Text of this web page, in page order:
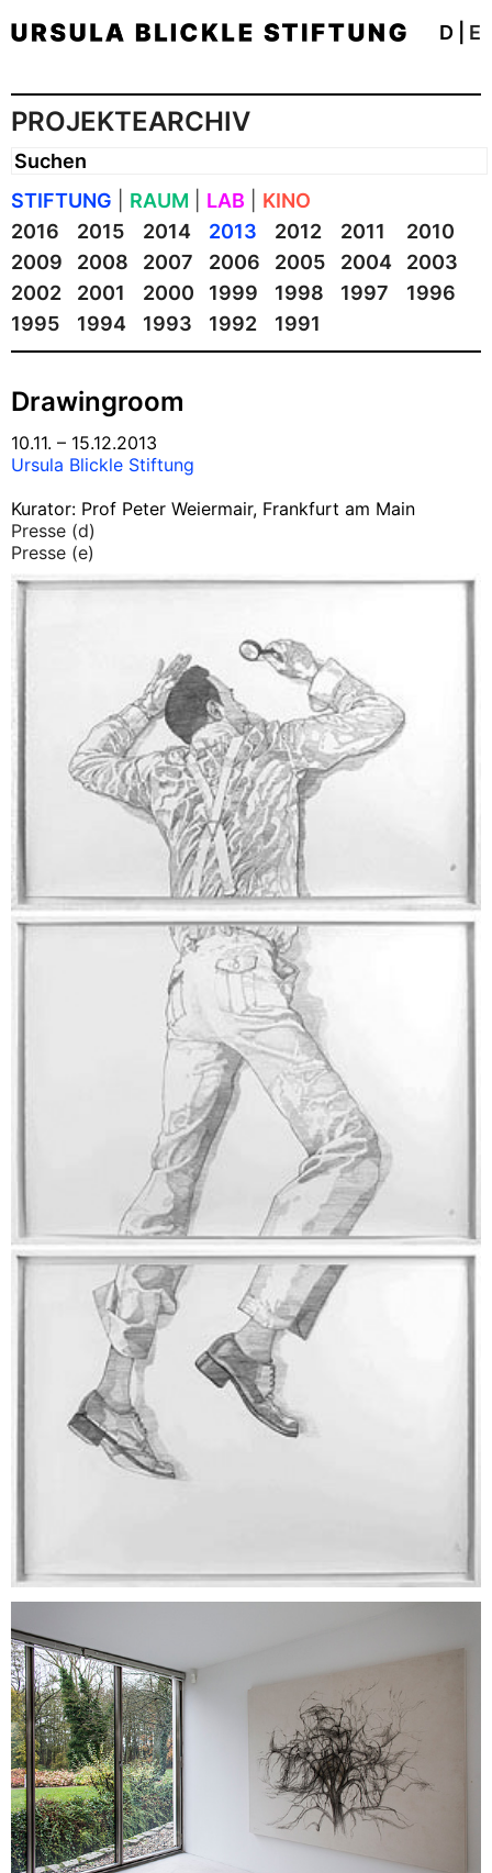
D E
PROJEKTEARCHIV
STIFTUNG RAUM LAB
KINO
2016
2015 2014 2013 2012 2011
2010
2009
2008 2007 2006 2005 2004
2003
2002
2001 2000 1999 1998 1997
1996
1995
1994 1993 1992 1991
Drawingroom
10.11. – 15.12.2013
Ursula Blickle Stiftung
Kurator: Prof Peter Weiermair, Frankfurt am Main
Presse (d)
Presse (e)